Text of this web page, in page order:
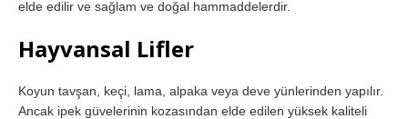
elde edilir ve sağlam ve doğal hammaddelerdir.
Hayvansal Lifler
Koyun tavşan, keçi, lama, alpaka veya deve yünlerinden yapılır.
Ancak ipek güvelerinin kozasından elde edilen yüksek kaliteli